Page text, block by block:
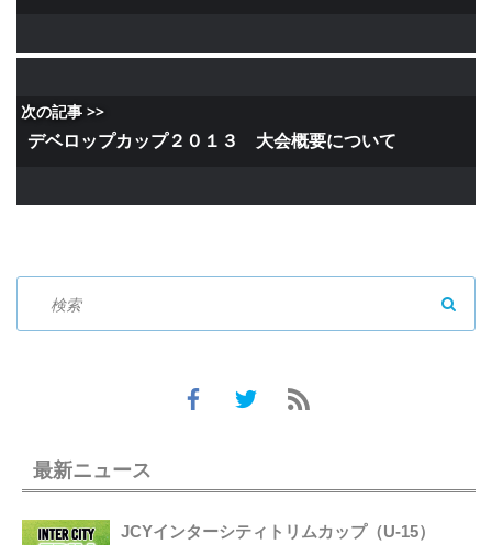
次の記事 >>
デベロップカップ２０１３ 大会概要について
最新ニュース
JCYインターシティトリムカップ（U-15）